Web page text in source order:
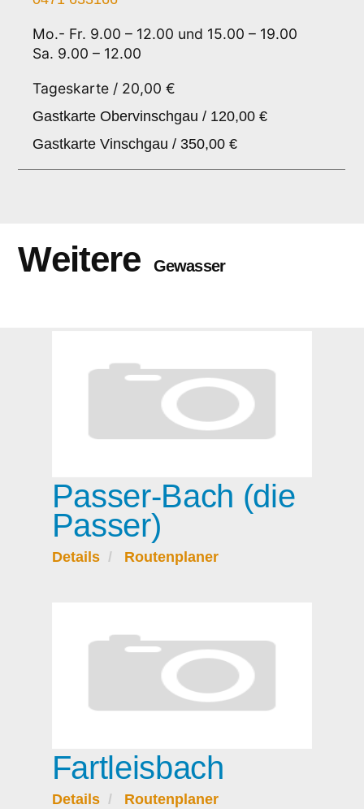
Mo.- Fr. 9.00 – 12.00 und 15.00 – 19.00
Sa. 9.00 – 12.00
Tageskarte / 20,00 €
Gastkarte Obervinschgau / 120,00 €
Gastkarte Vinschgau / 350,00 €
Weitere Gewasser
Passer-Bach (die
Passer)
Details Routenplaner
Fartleisbach
Details Routenplaner